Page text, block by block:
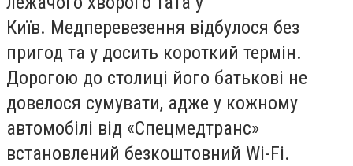
Київ. Медперевезення відбулося без
пригод та у досить короткий термін.
Дорогою до столиці його батькові не
довелося сумувати, адже у кожному
автомобілі від «Спецмедтранс»
встановлений безкоштовний Wi-Fi.